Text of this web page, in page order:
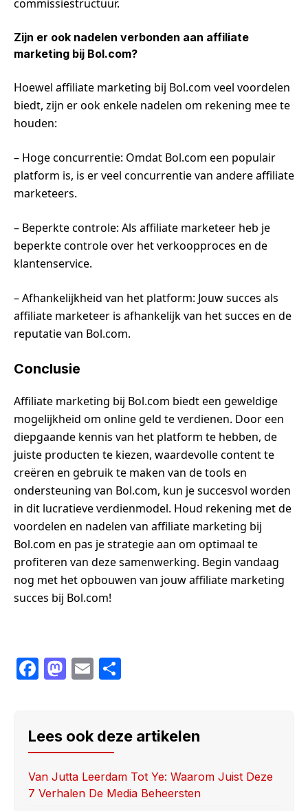
commissiestructuur.
Zijn er ook nadelen verbonden aan affiliate
marketing bij Bol.com?
Hoewel affiliate marketing bij Bol.com veel voordelen
biedt, zijn er ook enkele nadelen om rekening mee te
houden:
– Hoge concurrentie: Omdat Bol.com een populair
platform is, is er veel concurrentie van andere affiliate
marketeers.
– Beperkte controle: Als affiliate marketeer heb je
beperkte controle over het verkoopproces en de
klantenservice.
– Afhankelijkheid van het platform: Jouw succes als
affiliate marketeer is afhankelijk van het succes en de
reputatie van Bol.com.
Conclusie
Affiliate marketing bij Bol.com biedt een geweldige
mogelijkheid om online geld te verdienen. Door een
diepgaande kennis van het platform te hebben, de
juiste producten te kiezen, waardevolle content te
creëren en gebruik te maken van de tools en
ondersteuning van Bol.com, kun je succesvol worden
in dit lucratieve verdienmodel. Houd rekening met de
voordelen en nadelen van affiliate marketing bij
Bol.com en pas je strategie aan om optimaal te
profiteren van deze samenwerking. Begin vandaag
nog met het opbouwen van jouw affiliate marketing
succes bij Bol.com!
F
e
b
o
o
M
o
d
o
n
E
e
Lees ook deze artikelen
Van Jutta Leerdam Tot Ye: Waarom Juist Deze
7 Verhalen De Media Beheersten